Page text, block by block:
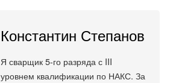
Константин Степанов
Я сварщик 5-го разряда с III
уровнем квалификации по НАКС. За